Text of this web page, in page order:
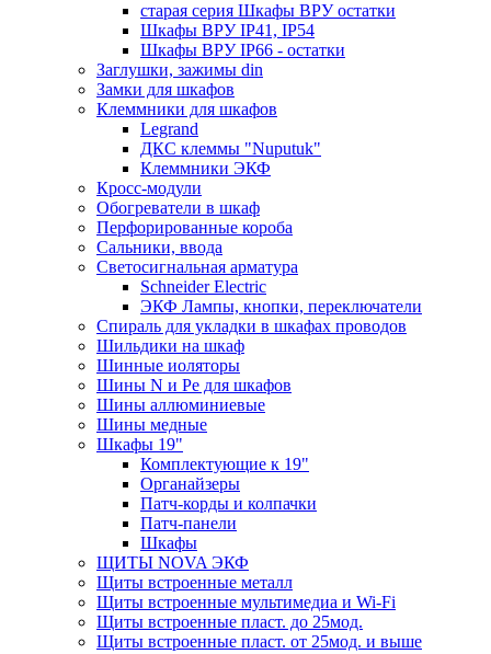
старая серия Шкафы ВРУ остатки
Шкафы ВРУ IP41, IP54
Шкафы ВРУ IP66 - остатки
Заглушки, зажимы din
Замки для шкафов
Клеммники для шкафов
Legrand
ДКС клеммы "Nuputuk"
Клеммники ЭКФ
Кросс-модули
Обогреватели в шкаф
Перфорированные короба
Сальники, ввода
Светосигнальная арматура
Schneider Electric
ЭКФ Лампы, кнопки, переключатели
Спираль для укладки в шкафах проводов
Шильдики на шкаф
Шинные иоляторы
Шины N и Pe для шкафов
Шины аллюминиевые
Шины медные
Шкафы 19"
Комплектующие к 19"
Органайзеры
Патч-корды и колпачки
Патч-панели
Шкафы
ЩИТЫ NOVA ЭКФ
Щиты встроенные металл
Щиты встроенные мультимедиа и Wi-Fi
Щиты встроенные пласт. до 25мод.
Щиты встроенные пласт. от 25мод. и выше